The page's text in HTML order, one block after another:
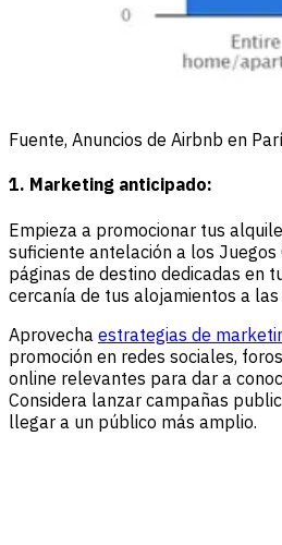
Fuente, Anuncios de Airbnb en
1. Marketing anticipado:
Empieza a promocionar tus
suficiente antelación a los Juegos
páginas de destino dedicadas en
cercanía de tus alojamientos a
Aprovecha estrategias de
promoción en redes sociales,
online relevantes para dar a
Considera lanzar campañas
llegar a un público más amplio.